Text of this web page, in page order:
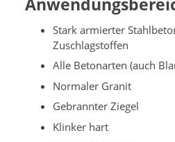
Stark armierter
Zuschlagstoffen
Alle Betonarten (auch
Normaler Granit
Gebrannter Ziegel
Klinker hart